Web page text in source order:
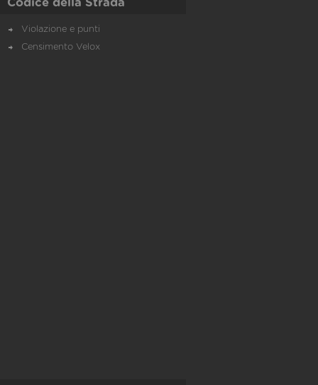
Codice della Strada
Violazione e punti
Censimento Velox